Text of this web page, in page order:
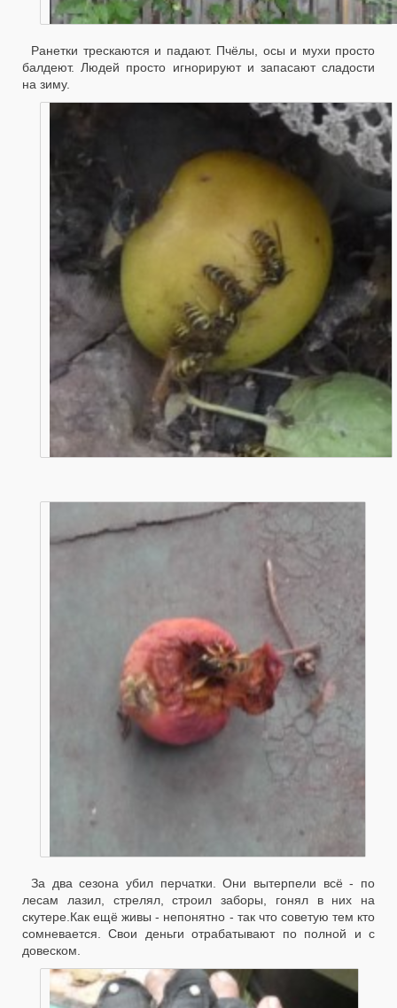
Ранетки трескаются и падают. Пчёлы, осы и мухи просто
балдеют. Людей просто игнорируют и запасают сладости
на зиму.
За два сезона убил перчатки. Они вытерпели всё - по
лесам лазил, стрелял, строил заборы, гонял в них на
скутере.Как ещё живы - непонятно - так что советую тем кто
сомневается. Свои деньги отрабатывают по полной и с
довеском.